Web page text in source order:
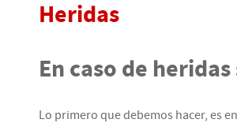
Heridas
En caso de
Lo primero que debemos hacer, es